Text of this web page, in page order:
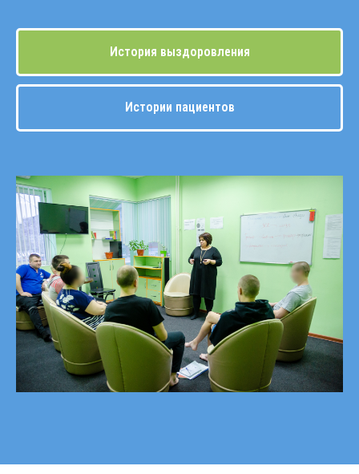
История выздоровления
Истории пациентов